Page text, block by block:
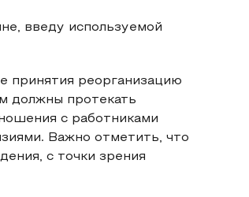
введу используемой
принятия реорганизацию
должны протекать
с работниками
Важно отметить, что
с точки зрения